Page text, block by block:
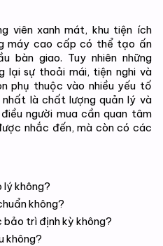
viên xanh mát, khu tiện ích
máy cao cấp có thể tạo ấn
bàn giao. Tuy nhiên những
lại sự thoải mái, tiện nghi và
phụ thuộc vào nhiều yếu tố
là chất lượng quản lý và
người mua cần quan tâm
nhắc đến, mà còn có các
lý không?
không?
trì định kỳ không?
không?